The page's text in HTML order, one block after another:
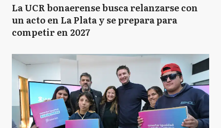
La UCR bonaerense busca relanzarse con
un acto en La Plata y se prepara para
competir en 2027